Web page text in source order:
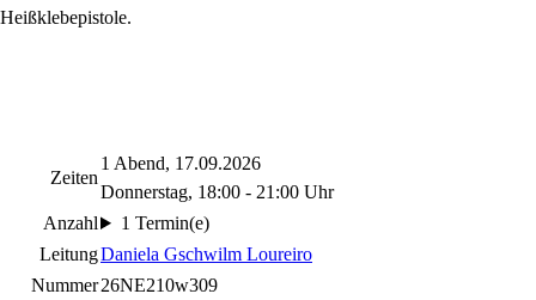
Heißklebepistole.
Zeiten
1 Abend, 17.09.2026
Donnerstag, 18:00 - 21:00 Uhr
Anzahl
1 Termin(e)
LeitungDaniela Gschwilm Loureiro
Nummer26NE210w309